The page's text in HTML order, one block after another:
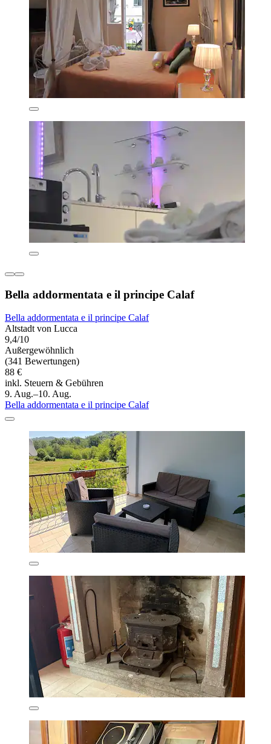
Bella addormentata e il principe Calaf
Bella addormentata e il principe Calaf
Altstadt von Lucca
9,4/10
Außergewöhnlich
(341 Bewertungen)
88 €
inkl. Steuern & Gebühren
9. Aug.–10. Aug.
Bella addormentata e il principe Calaf